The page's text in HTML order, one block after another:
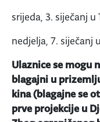
srijeda, 3. siječanj u
nedjelja, 7. siječanj
Ulaznice se mogu
blagajni u
kina (blagajne se
prve projekcije u